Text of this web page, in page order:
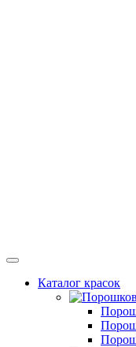
Каталог красок